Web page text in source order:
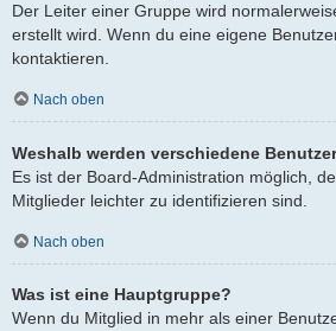
Der Leiter einer Gruppe wird
erstellt wird. Wenn du eine eigene
kontaktieren.
Nach oben
Weshalb werden verschiedene
Es ist der Board-Administration möglich,
Mitglieder leichter zu identifizieren sind.
Nach oben
Was ist eine Hauptgruppe?
Wenn du Mitglied in mehr als einer